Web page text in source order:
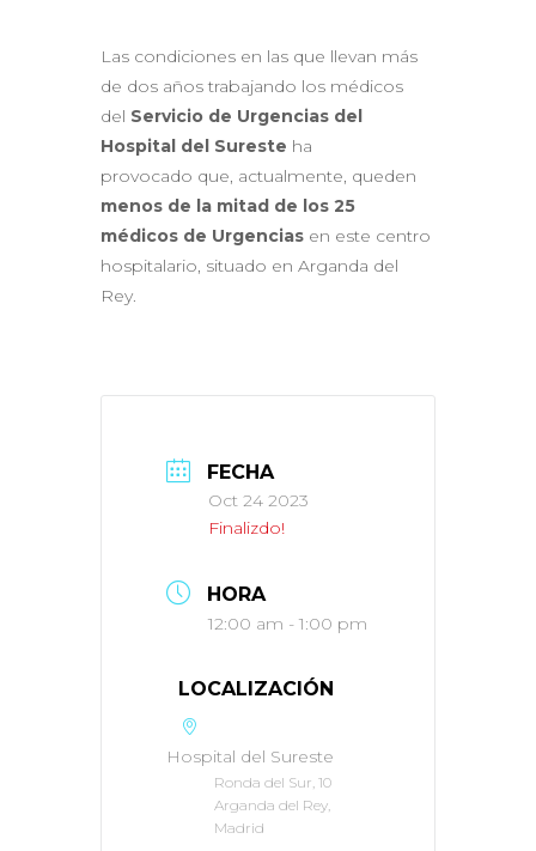
Las condiciones en las que llevan más
de dos años trabajando los médicos
del Servicio de Urgencias del
Hospital del Sureste ha
provocado que, actualmente, queden
menos de la mitad de los 25
médicos de Urgencias en este centro
hospitalario, situado en Arganda del
Rey.
FECHA
Oct 24 2023
Finalizdo!
HORA
12:00 am - 1:00 pm
LOCALIZACIÓN
Hospital del Sureste
Ronda del Sur, 10
Arganda del Rey,
Madrid